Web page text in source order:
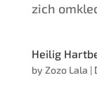
zich
Heilig
by Zozo Lala |